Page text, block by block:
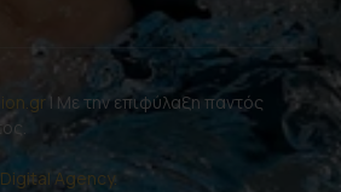
| Με την επιφύλαξη παντός
Agency.